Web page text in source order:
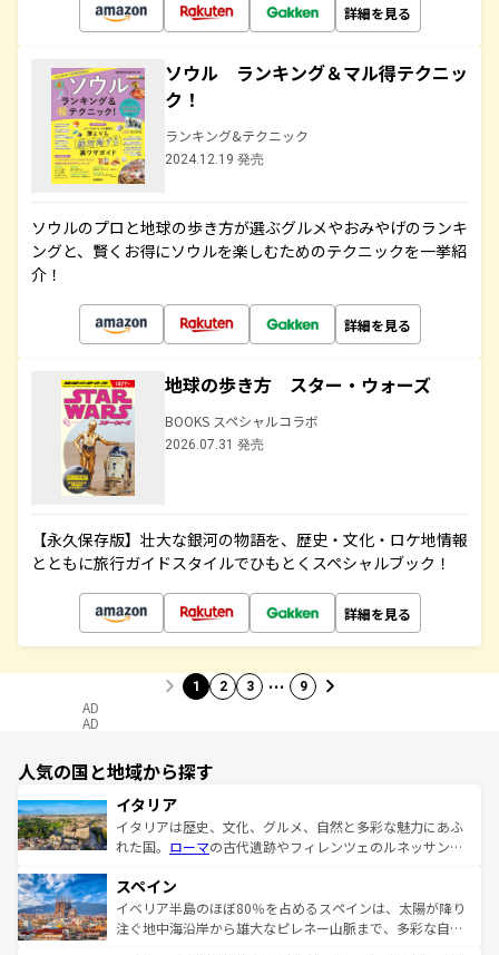
詳細を見る
ソウル ランキング＆マル得テクニッ
ク！
ランキング&テクニック
2024.12.19 発売
ソウルのプロと地球の歩き方が選ぶグルメやおみやげのランキ
ングと、賢くお得にソウルを楽しむためのテクニックを一挙紹
介！
詳細を見る
地球の歩き方 スター・ウォーズ
BOOKS スペシャルコラボ
2026.07.31 発売
【永久保存版】壮大な銀河の物語を、歴史・文化・ロケ地情報
とともに旅行ガイドスタイルでひもとくスペシャルブック！
詳細を見る
1 2 3 … 9
AD
AD
人気の国と地域から探す
イタリア
イタリアは歴史、文化、グルメ、自然と多彩な魅力にあふ
れた国。 ローマの古代遺跡やフィレンツェのルネッサンス
ろん、トスカーナの美しい田園風景やアマルフィ海岸の絶
景など、自然景観も見逃せない。観光の合間には、本場の
ピザやパスタなど、絶品のイタリア料理を堪能することも
スペイン
イベリア半島のほぼ80％を占めるスペインは、太陽が降り
注ぐ地中海沿岸から雄大なピレネー山脈まで、多彩な自然